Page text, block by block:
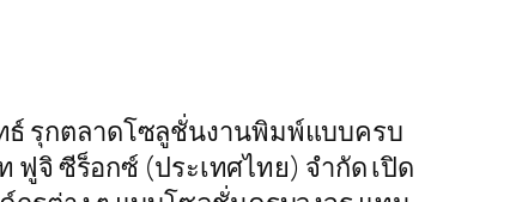
รุกตลาดโซลูชั่นงานพิมพ์แบบครบ
จิ ซีร็อกซ์ (ประเทศไทย) จำกัด เปิด